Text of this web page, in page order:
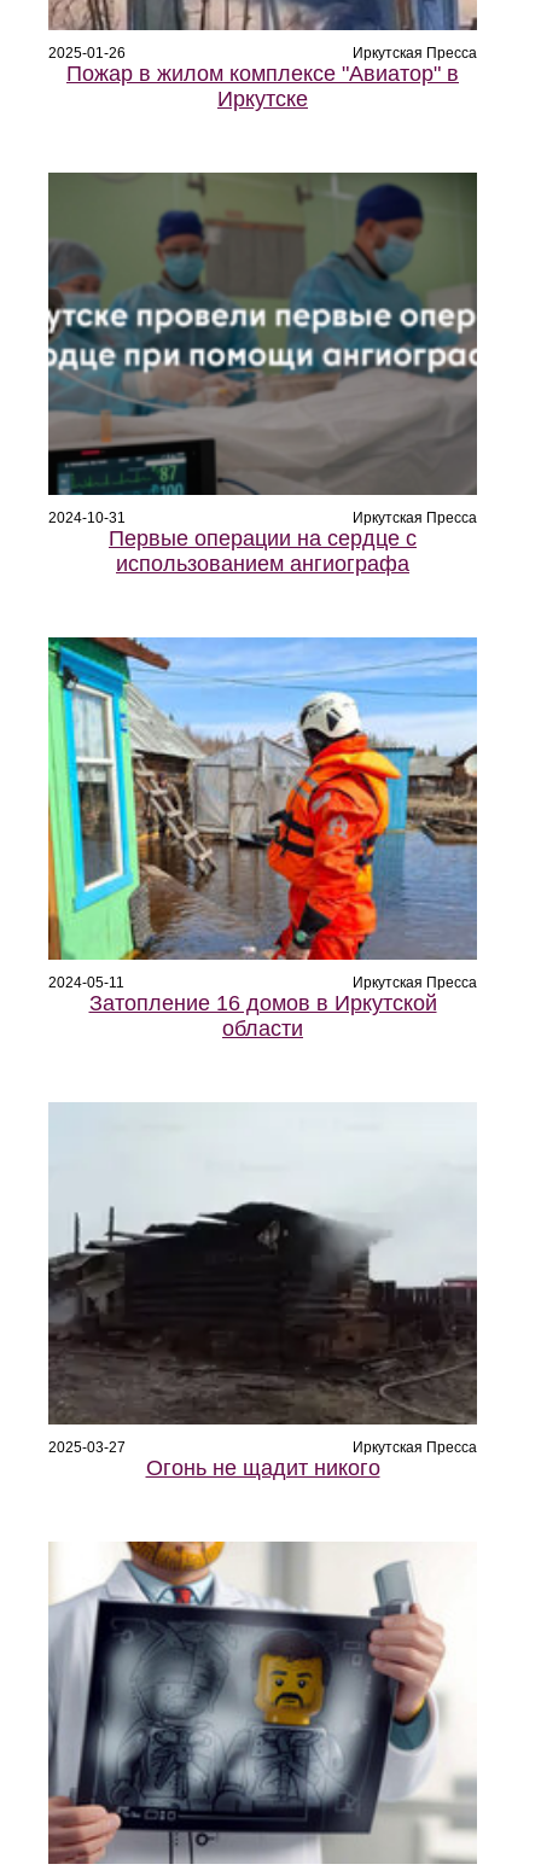
2025-01-26 Иркутская Пресса
Пожар в жилом комплексе "Авиатор" в
Иркутске
2024-10-31 Иркутская Пресса
Первые операции на сердце с
использованием ангиографа
2024-05-11 Иркутская Пресса
Затопление 16 домов в Иркутской
области
2025-03-27 Иркутская Пресса
Огонь не щадит никого